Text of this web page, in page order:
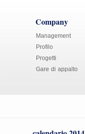
Company
Management
Profilo
Progetti
Gare di appalto